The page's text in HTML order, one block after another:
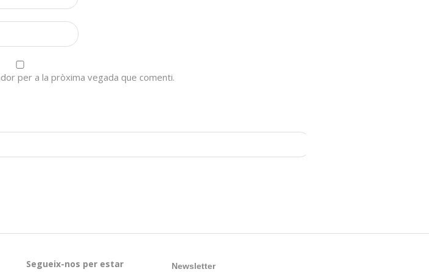
per a la pròxima vegada que comenti.
Segueix-nos per estar
Newsletter